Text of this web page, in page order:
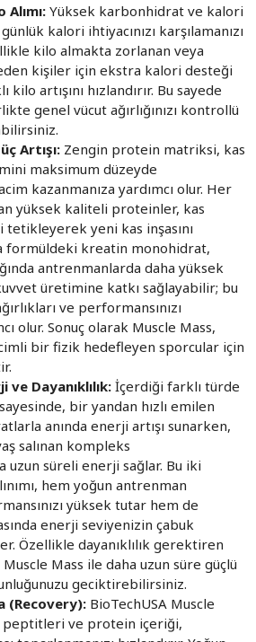
Alımı: Yüksek karbonhidrat ve kalori
kalori ihtiyacınızı karşılamanızı
kilo almakta zorlanan veya
kişiler için ekstra kalori desteği
kilo artışını hızlandırır. Bu sayede
genel vücut ağırlığınızı kontrollü
Artışı: Zengin protein matriksi, kas
maksimum düzeyde
kazanmanıza yardımcı olur. Her
yüksek kaliteli proteinler, kas
yeni kas inşasını
formüldeki kreatin monohidrat,
antrenmanlarda daha yüksek
üretimine katkı sağlayabilir; bu
ve performansınızı
olur. Sonuç olarak Muscle Mass,
bir fizik hedefleyen sporcular için
ve Dayanıklılık:İçerdiği farklı türde
bir yandan hızlı emilen
anında enerji artışı sunarken,
salınan kompleks
süreli enerji sağlar. Bu iki
hem yoğun antrenman
yüksek tutar hem de
enerji seviyenizin çabuk
Özellikle dayanıklılık gerektiren
Mass ile daha uzun süre güçlü
geciktirebilirsiniz.
(Recovery): BioTechUSA Muscle
peptitleri ve protein içeriği,